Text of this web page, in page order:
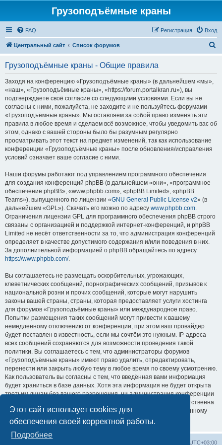
Этот сайт использует cookies для
обеспечения своей корректной работы.
Подробнее
Грузоподъёмные краны
FAQ Вход
Регистрация
Центральный сайт Список форумов
Грузоподъёмные краны - Общие правила
Заходя на конференцию «Грузоподъёмные краны» (в дальнейшем «мы»,
«наш», «Грузоподъёмные краны», «https://forum.portalkran.ru»), вы
подтверждаете своё согласие со следующими условиями. Если вы не
согласны с ними, пожалуйста, не заходите и не пользуйтесь форумами
«Грузоподъёмные краны». Мы оставляем за собой право изменять эти
правила в любое время и сделаем всё возможное, чтобы уведомить вас об
этом, однако с вашей стороны было бы разумным регулярно
просматривать этот текст на предмет изменений, так как использование
конференции «Грузоподъёмные краны» после обновления/исправления
условий означает ваше согласие с ними.
Наши форумы работают под управлением программного обеспечения
для создания конференций phpBB (в дальнейшем «они», «программное
обеспечение phpBB», «www.phpbb.com», «phpBB Limited», «phpBB
Teams»), выпущенного по лицензии «GNU General Public License v2» (в
дальнейшем «GPL»). Скачать его можно по адресу www.phpbb.com.
Ограничения лицензии GPL для программного обеспечения phpBB строго
связаны с организацией и поддержкой интернет-конференций, и phpBB
Limited не несёт ответственности за то, что администрация конференций
определяет в качестве допустимого содержания и/или поведения в них.
За дополнительной информацией о phpBB обращайтесь по адресу
https://www.phpbb.com/.
Вы соглашаетесь не размещать оскорбительных, угрожающих,
клеветнических сообщений, порнографических сообщений, призывов к
национальной розни и прочих сообщений, которые могут нарушить
законы вашей страны, страны, которая предоставляет услуги хостинга
для форумов «Грузоподъёмные краны» или международное право.
Попытки размещения таких сообщений могут привести к вашему
немедленному отключению от конференции, при этом ваш провайдер
будет поставлен в известность, если мы сочтём это нужным. IP-адреса
всех сообщений сохраняются для возможности проведения такой
политики. Вы соглашаетесь с тем, что администраторы форумов
«Грузоподъёмные краны» имеют право удалить, отредактировать,
перенести или закрыть любую тему в любое время по своему усмотрению.
Как пользователь вы согласны с тем, что введённая вами информация
будет храниться в базе данных. Хотя эта информация не будет открыта
третьим лицам без вашего разрешения, ни администрация конференции
«Грузоподъёмные краны», ни phpBB Limited не может быть ответственна
за действия хакеров, которые могут привести к несанкционированному
доступу к ней.
UTC+03:00